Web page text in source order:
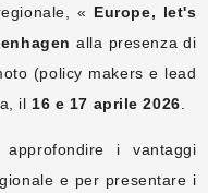
« Europe, let's
alla presenza di
(policy makers e lead
il 16 e 17 aprile 2026
approfondire i vantaggi
e per presentare i